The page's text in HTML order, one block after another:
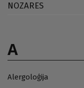
NOZARES
A
Alergoloģija